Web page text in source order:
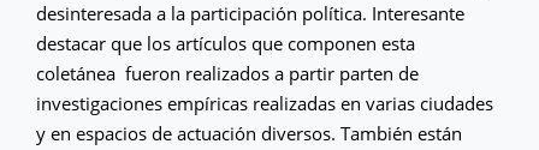
desinteresada a la participación política. Interesante
destacar que los artículos que componen esta
coletánea fueron realizados a partir parten de
investigaciones empíricas realizadas en varias ciudades
y en espacios de actuación diversos. También están